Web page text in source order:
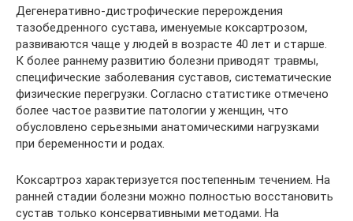
Дегенеративно-дистрофические перерождения
тазобедренного сустава, именуемые коксартрозом,
развиваются чаще у людей в возрасте 40 лет и старше.
К более раннему развитию болезни приводят травмы,
специфические заболевания суставов, систематические
физические перегрузки. Согласно статистике отмечено
более частое развитие патологии у женщин, что
обусловлено серьезными анатомическими нагрузками
при беременности и родах.
Коксартроз характеризуется постепенным течением. На
ранней стадии болезни можно полностью восстановить
сустав только консервативными методами. На